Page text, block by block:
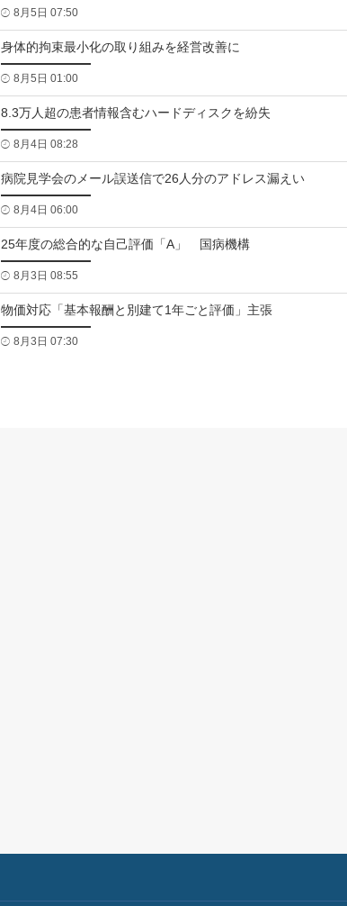
8月5日 07:50
身体的拘束最小化の取り組みを経営改善に
8月5日 01:00
8.3万人超の患者情報含むハードディスクを紛失
8月4日 08:28
病院見学会のメール誤送信で26人分のアドレス漏えい
8月4日 06:00
25年度の総合的な自己評価「A」 国病機構
8月3日 08:55
物価対応「基本報酬と別建て1年ごと評価」主張
8月3日 07:30